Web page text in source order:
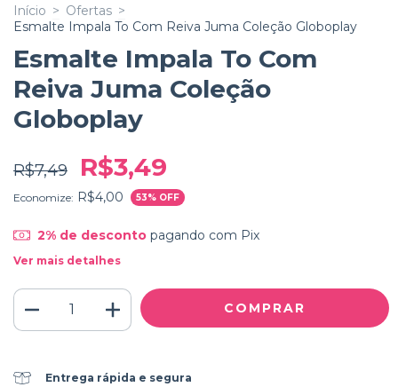
Início > Ofertas >
Esmalte Impala To Com Reiva Juma Coleção Globoplay
Esmalte Impala To Com
Reiva Juma Coleção
Globoplay
R$7,49 R$3,49
Economize: R$4,00 53% OFF
2% de descontopagando com Pix
Ver mais detalhes
Entrega rápida e segura